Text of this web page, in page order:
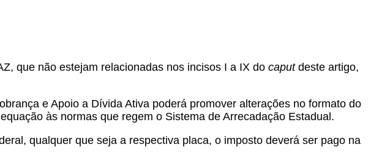
que não estejam relacionadas nos incisos I a IX do caputdeste artigo,
e Apoio a Dívida Ativa poderá promover alterações no formato do
às normas que regem o Sistema de Arrecadação Estadual.
qualquer que seja a respectiva placa, o imposto deverá ser pago na